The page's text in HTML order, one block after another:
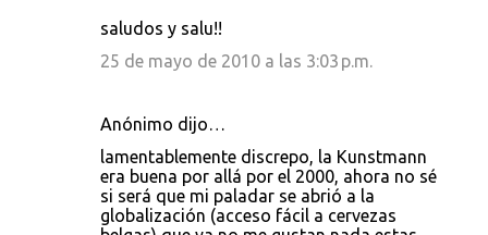
saludos y salu!!
25 de mayo de 2010 a las 3:03 p.m.
Anónimo dijo…
lamentablemente discrepo, la Kunstmann
era buena por allá por el 2000, ahora no sé
si será que mi paladar se abrió a la
globalización (acceso fácil a cervezas